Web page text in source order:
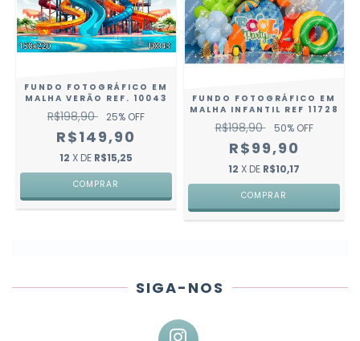
FUNDO FOTOGRÁFICO EM
MALHA VERÃO REF. 10043
R$198,90 25% OFF
R$149,90
12 X DE R$15,25
COMPRAR
FUNDO FOTOGRÁFICO EM
MALHA INFANTIL REF 11728
R$198,90 50% OFF
R$99,90
12 X DE R$10,17
COMPRAR
SIGA-NOS